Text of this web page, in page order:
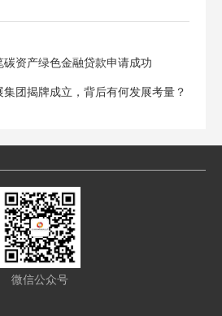
碳资产绿色金融贷款申请成功
集团揭牌成立，背后有何发展考量？
微信公众号